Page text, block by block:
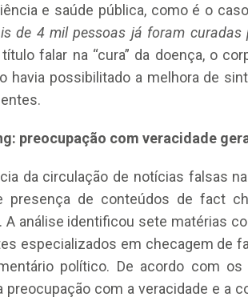
e saúde pública, como é o
de 4 mil pessoas já foram curadas
falar na “cura” da doença, o
havia possibilitado a melhora de
preocupação com veracidade
da circulação de notícias falsas
presença de conteúdos de fact
A análise identificou sete matérias
especializados em checagem de
político. De acordo com
preocupação com a veracidade e a